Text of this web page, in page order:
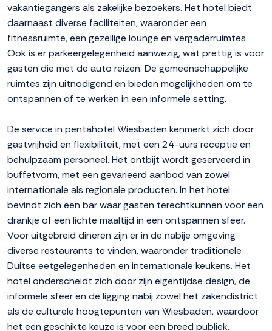
vakantiegangers als zakelijke bezoekers. Het hotel biedt
daarnaast diverse faciliteiten, waaronder een
fitnessruimte, een gezellige lounge en vergaderruimtes.
Ook is er parkeergelegenheid aanwezig, wat prettig is voor
gasten die met de auto reizen. De gemeenschappelijke
ruimtes zijn uitnodigend en bieden mogelijkheden om te
ontspannen of te werken in een informele setting.
De service in pentahotel Wiesbaden kenmerkt zich door
gastvrijheid en flexibiliteit, met een 24-uurs receptie en
behulpzaam personeel. Het ontbijt wordt geserveerd in
buffetvorm, met een gevarieerd aanbod van zowel
internationale als regionale producten. In het hotel
bevindt zich een bar waar gasten terechtkunnen voor een
drankje of een lichte maaltijd in een ontspannen sfeer.
Voor uitgebreid dineren zijn er in de nabije omgeving
diverse restaurants te vinden, waaronder traditionele
Duitse eetgelegenheden en internationale keukens. Het
hotel onderscheidt zich door zijn eigentijdse design, de
informele sfeer en de ligging nabij zowel het zakendistrict
als de culturele hoogtepunten van Wiesbaden, waardoor
het een geschikte keuze is voor een breed publiek.